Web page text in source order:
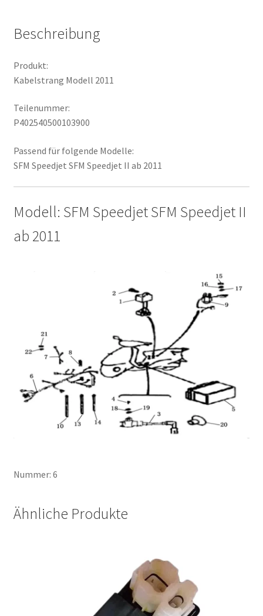
Beschreibung
Produkt:
Kabelstrang Modell 2011
Teilenummer:
P402540500103900
Passend für folgende Modelle:
SFM Speedjet SFM Speedjet II ab 2011
Modell: SFM Speedjet SFM Speedjet II
ab 2011
Nummer: 6
Ähnliche Produkte